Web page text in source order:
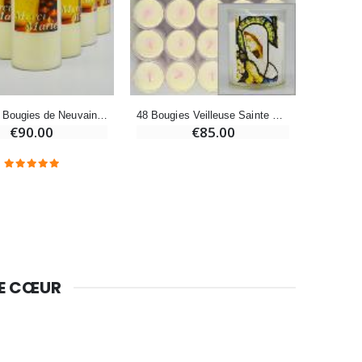
€5.50 €4.95
Lot de 20 Bougies de Neuvaine Blanches
€78.00 €58.50
Lot de 20 Bougies de Neuvaine Merci Marie - 8 Décembre - 17.5cm
€90.00 €85.00
CŒUR